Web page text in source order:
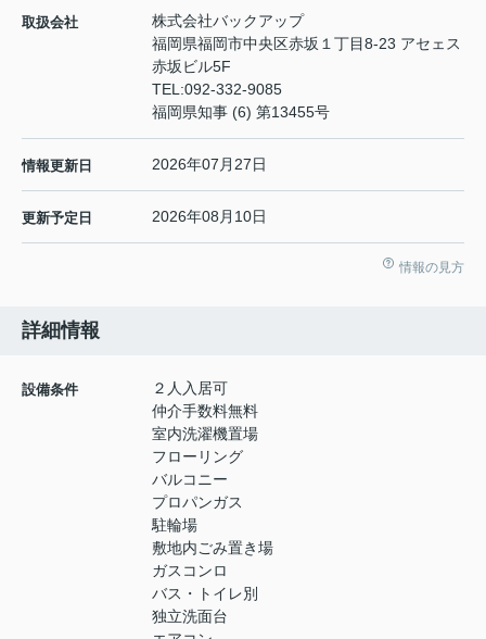
取扱会社
株式会社バックアップ
福岡県福岡市中央区赤坂１丁目8-23 アセェス
赤坂ビル5F
TEL:092-332-9085
福岡県知事 (6) 第13455号
情報更新日 2026年07月27日
更新予定日 2026年08月10日
情報の見方
詳細情報
設備条件
２人入居可
仲介手数料無料
室内洗濯機置場
フローリング
バルコニー
プロパンガス
駐輪場
敷地内ごみ置き場
ガスコンロ
バス・トイレ別
独立洗面台